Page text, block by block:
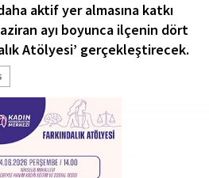
aktif yer almasına katkı
ayı boyunca ilçenin dört
Atölyesi’ gerçekleştirecek.